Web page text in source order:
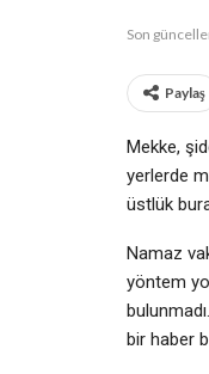
Son
Paylaş
Mekke,
yerlerde
üstlük
Namaz
yöntem
bir haber